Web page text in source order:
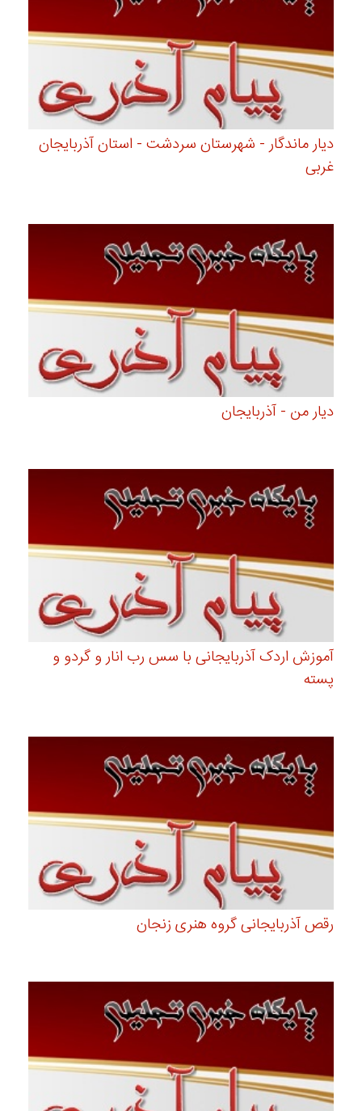
دیار ماندگار - شهرستان سردشت - استان آذربایجان
غربی
دیار من - آذربایجان
آموزش اردک آذربایجانی با سس رب انار و گردو و
پسته
رقص آذربایجانی گروه هنری زنجان